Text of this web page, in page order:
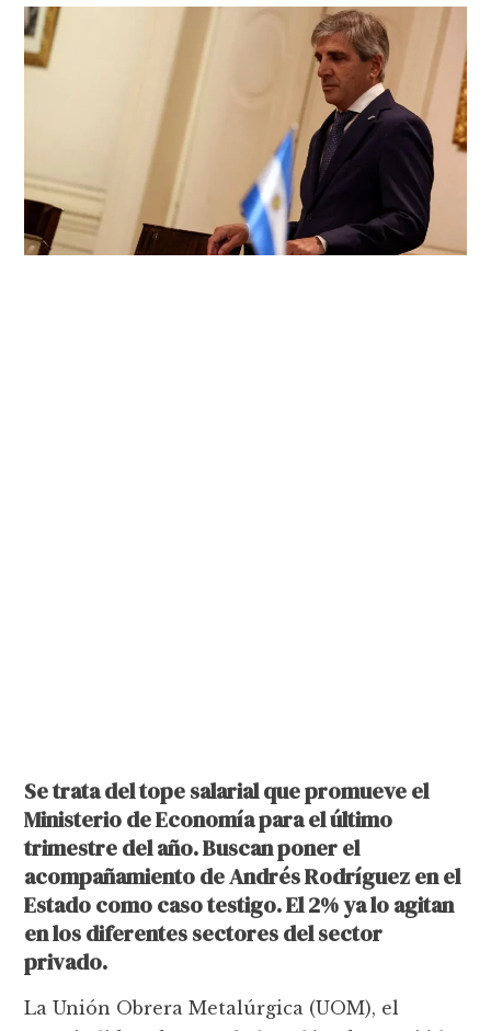
Se trata del tope salarial que promueve el
Ministerio de Economía para el último
trimestre del año. Buscan poner el
acompañamiento de Andrés Rodríguez en el
Estado como caso testigo. El 2% ya lo agitan
en los diferentes sectores del sector
privado.
La Unión Obrera Metalúrgica (UOM), el